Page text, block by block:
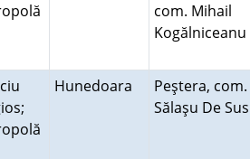
com. Mihail
Kogălniceanu
Hunedoara
Peştera, com.
Sălaşu De Sus